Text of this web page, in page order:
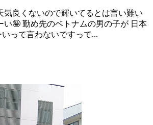
気良くないので輝いてるとは言い難い
い🤪 勤め先のベトナムの男の子が 日本
って言わないですって...